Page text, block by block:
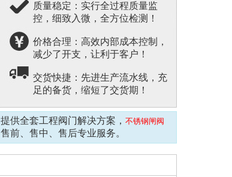
质量稳定：实行全过程质量监
控，细致入微，全方位检测！
价格合理：高效内部成本控制，
减少了开支，让利于客户！
交货快捷：先进生产流水线，充
足的备货，缩短了交货期！
提供全套工程阀门解决方案， 不锈钢闸阀
售前、售中、售后专业服务。